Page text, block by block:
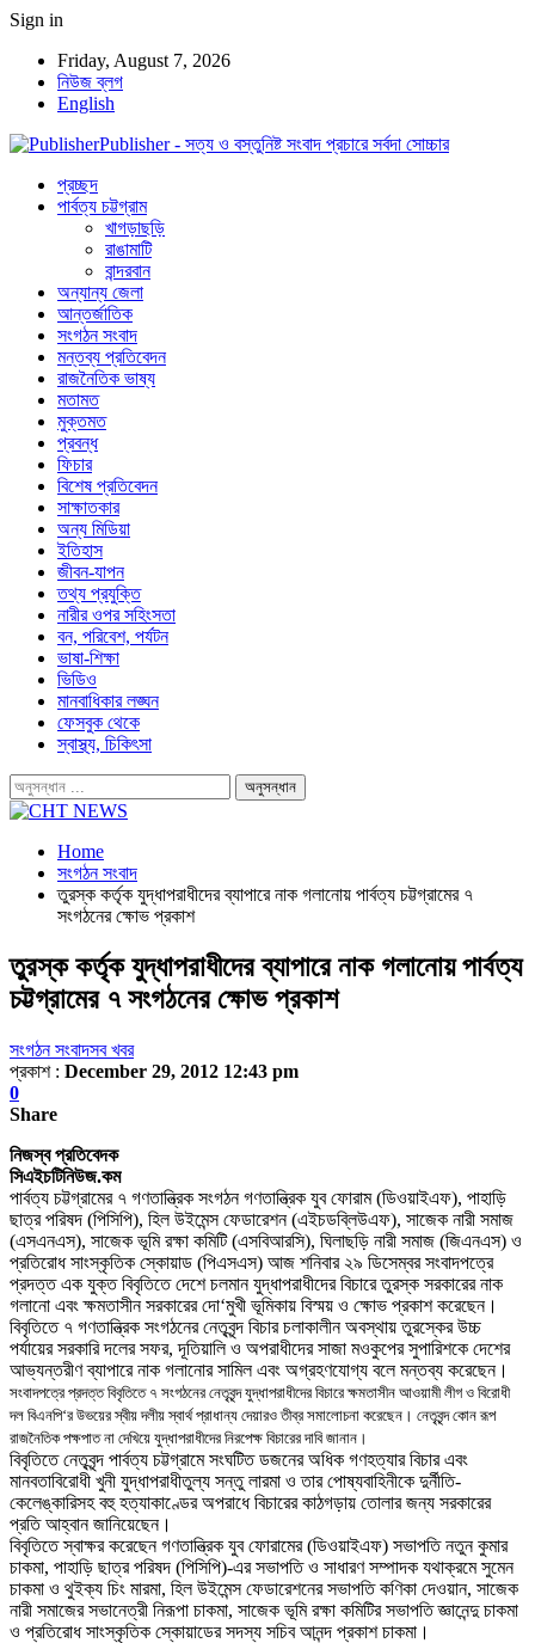
Sign in
Friday, August 7, 2026
নিউজ ব্লগ
English
Publisher - সত্য ও বস্তুনিষ্ট সংবাদ প্রচারে সর্বদা সোচ্চার
প্রচ্ছদ
পার্বত্য চট্টগ্রাম
খাগড়াছড়ি
রাঙামাটি
বান্দরবান
অন্যান্য জেলা
আন্তর্জাতিক
সংগঠন সংবাদ
মন্তব্য প্রতিবেদন
রাজনৈতিক ভাষ্য
মতামত
মুক্তমত
প্রবন্ধ
ফিচার
বিশেষ প্রতিবেদন
সাক্ষাতকার
অন্য মিডিয়া
ইতিহাস
জীবন-যাপন
তথ্য প্রযুক্তি
নারীর ওপর সহিংসতা
বন, পরিবেশ, পর্যটন
ভাষা-শিক্ষা
ভিডিও
মানবাধিকার লঙ্ঘন
ফেসবুক থেকে
স্বাস্থ্য, চিকিৎসা
Home
সংগঠন সংবাদ
তুরস্ক কর্তৃক যুদ্ধাপরাধীদের ব্যাপারে নাক গলানোয় পার্বত্য চট্টগ্রামের ৭
সংগঠনের ক্ষোভ প্রকাশ
তুরস্ক কর্তৃক যুদ্ধাপরাধীদের ব্যাপারে নাক গলানোয় পার্বত্য
চট্টগ্রামের ৭ সংগঠনের ক্ষোভ প্রকাশ
সংগঠন সংবাদসব খবর
প্রকাশ : December 29, 2012 12:43 pm
0
Share
নিজস্ব প্রতিবেদক
সিএইচটিনিউজ.কম
পার্বত্য চট্টগ্রামের ৭ গণতান্ত্রিক সংগঠন গণতান্ত্রিক যুব ফোরাম (ডিওয়াইএফ), পাহাড়ি
ছাত্র পরিষদ (পিসিপি), হিল উইমেন্স ফেডারেশন (এইচডব্লিউএফ), সাজেক নারী সমাজ
(এসএনএস), সাজেক ভূমি রক্ষা কমিটি (এসবিআরসি), ঘিলাছড়ি নারী সমাজ (জিএনএস) ও
প্রতিরোধ সাংস্কৃতিক স্কোয়াড (পিএসএস) আজ শনিবার ২৯ ডিসেম্বর সংবাদপত্রে
প্রদত্ত এক যুক্ত বিবৃতিতে দেশে চলমান যুদ্ধাপরাধীদের বিচারে তুরস্ক সরকারের নাক
গলানো এবং ক্ষমতাসীন সরকারের দো‘মুখী ভূমিকায় বিস্ময় ও ক্ষোভ প্রকাশ করেছেন।
বিবৃতিতে ৭ গণতান্ত্রিক সংগঠনের নেতৃবৃন্দ বিচার চলাকালীন অবস্থায় তুরস্কের উচ্চ
পর্যায়ের সরকারি দলের সফর,দূতিয়ালি ও অপরাধীদের সাজা মওকুপের সুপারিশকে দেশের
আভ্যন্তরীণ ব্যাপারে নাক গলানোর সামিল এবং অগ্রহণযোগ্য বলে মন্তব্য করেছেন।
সংবাদপত্রে প্রদত্ত বিবৃতিতে ৭ সংগঠনের নেতৃবৃন্দ যুদ্ধাপরাধীদের বিচারে ক্ষমতাসীন আওয়ামী লীগ ও বিরোধী
দল বিএনপি‘র উভয়ের স্বীয় দলীয় স্বার্থ প্রাধান্য দেয়ারও তীব্র সমালোচনা করেছেন । নেতৃবৃন্দ কোন রূপ
রাজনৈতিক পক্ষপাত না দেখিয়ে যুদ্ধাপরাধীদের নিরপেক্ষ বিচারের দাবি জানান ।
বিবৃতিতে নেতৃবৃন্দ পার্বত্য চট্টগ্রামে সংঘটিত ডজনের অধিক গণহত্যার বিচার এবং
মানবতাবিরোধী খুনী যুদ্ধাপরাধীতুল্য সন্তু লারমা ও তার পোষ্যবাহিনীকে দুর্নীতি-
কেলেঙ্কারিসহ বহু হত্যাকাণ্ডের অপরাধে বিচারের কাঠগড়ায় তোলার জন্য সরকারের
প্রতি আহ্বান জানিয়েছেন।
বিবৃতিতে স্বাক্ষর করেছেন গণতান্ত্রিক যুব ফোরামের (ডিওয়াইএফ) সভাপতি নতুন কুমার
চাকমা, পাহাড়ি ছাত্র পরিষদ (পিসিপি)-এর সভাপতি ও সাধারণ সম্পাদক যথাক্রমে সুমেন
চাকমা ও থুইক্য চিং মারমা, হিল উইমেন্স ফেডারেশনের সভাপতি কণিকা দেওয়ান, সাজেক
নারী সমাজের সভানেত্রী নিরূপা চাকমা, সাজেক ভূমি রক্ষা কমিটির সভাপতি জ্ঞানেন্দু চাকমা
ও প্রতিরোধ সাংস্কৃতিক স্কোয়াডের সদস্য সচিব আনন্দ প্রকাশ চাকমা ।